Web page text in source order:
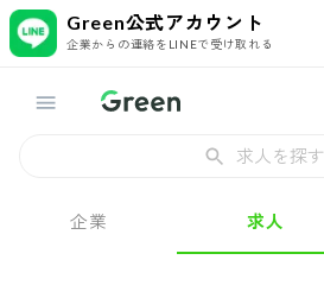
Green公式アカウント
企業からの連絡をLINEで受け取れる
求人を探す
企業 求人